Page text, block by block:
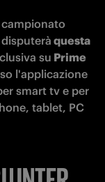
questa
su Prime
l'applicazione
smart tv e per
tablet, PC